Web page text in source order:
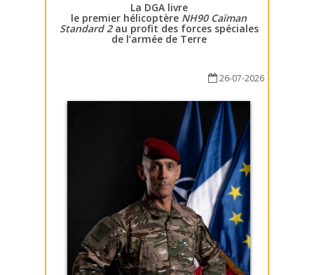
La DGA livre
le premier hélicoptère NH90 Caïman
Standard 2au profit des forces spéciales
de l’armée de Terre
26-07-2026